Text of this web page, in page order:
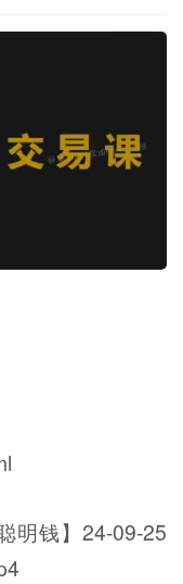
明钱】24-09-25